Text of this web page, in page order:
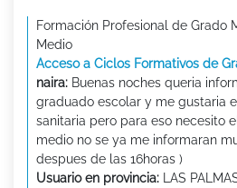
Formación Profesional de Grado
Medio
Acceso a Ciclos Formativos de
naira: Buenas noches queria
graduado escolar y me gustaria
sanitaria pero para eso necesito
medio no se ya me informaran
despues de las 16horas )
Usuario en provincia: LAS